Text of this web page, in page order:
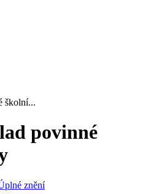
školní...
povinné
znění